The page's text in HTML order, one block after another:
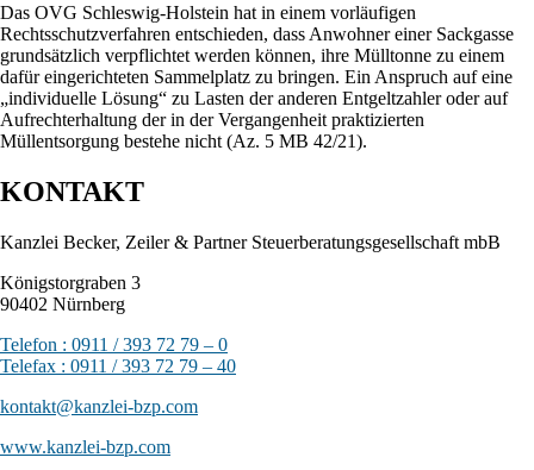
Das OVG Schleswig-Holstein hat in einem vorläufigen
Rechtsschutzverfahren entschieden, dass Anwohner einer Sackgasse
grundsätzlich verpflichtet werden können, ihre Mülltonne zu einem
dafür eingerichteten Sammelplatz zu bringen. Ein Anspruch auf eine
„individuelle Lösung“ zu Lasten der anderen Entgeltzahler oder auf
Aufrechterhaltung der in der Vergangenheit praktizierten
Müllentsorgung bestehe nicht (Az. 5 MB 42/21).
KONTAKT
Kanzlei Becker, Zeiler & Partner Steuerberatungsgesellschaft mbB
Königstorgraben 3
90402 Nürnberg
Telefon : 0911 / 393 72 79 – 0
Telefax : 0911 / 393 72 79 – 40
kontakt@kanzlei-bzp.com
www.kanzlei-bzp.com